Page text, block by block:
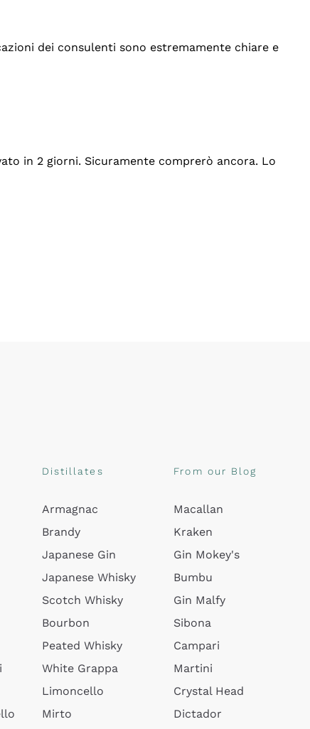
dei consulenti sono estremamente chiare e
in 2 giorni. Sicuramente comprerò ancora. Lo
Distillates
Armagnac
Brandy
Japanese Gin
Japanese Whisky
Scotch Whisky
Bourbon
Peated Whisky
White Grappa
Limoncello
Mirto
From our Blog
Macallan
Kraken
Gin Mokey's
Bumbu
Gin Malfy
Sibona
Campari
Martini
Crystal Head
Dictador